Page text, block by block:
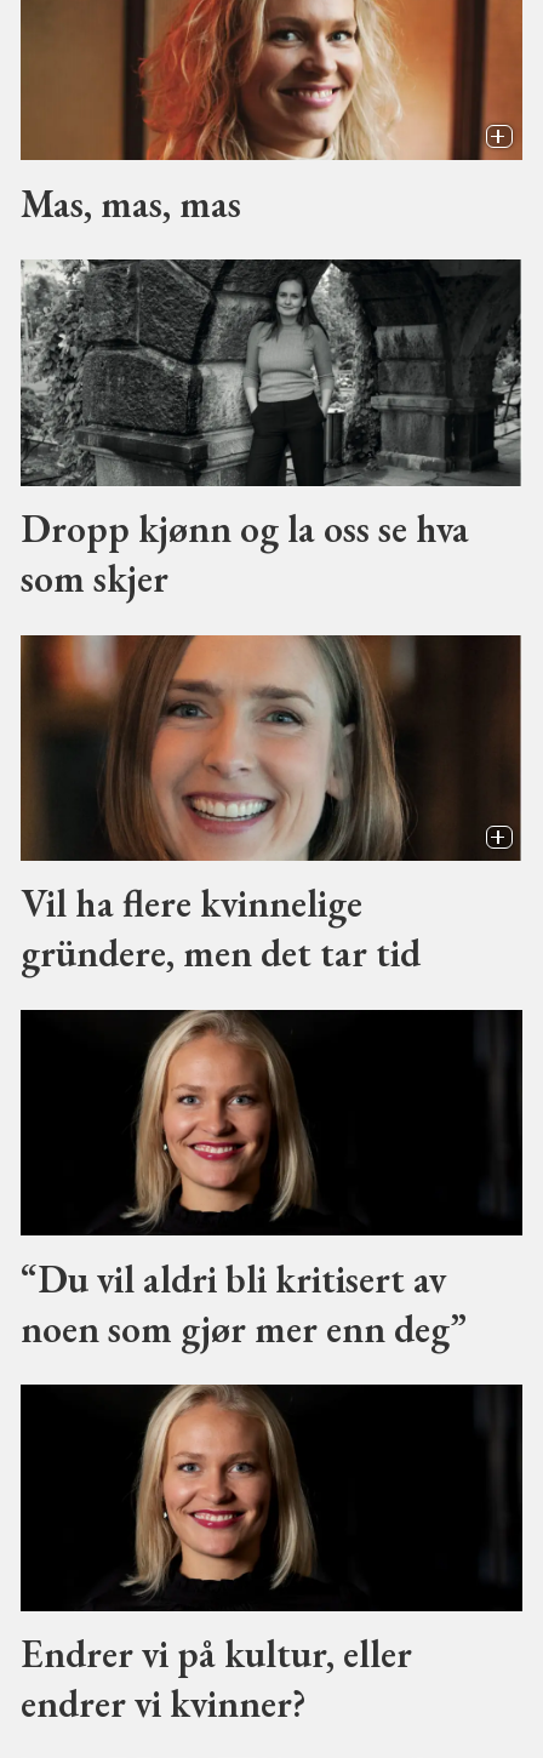
Mas, mas, mas
Dropp kjønn og la oss se hva
som skjer
Vil ha flere kvinnelige
gründere, men det tar tid
“Du vil aldri bli kritisert av
noen som gjør mer enn deg”
Endrer vi på kultur, eller
endrer vi kvinner?